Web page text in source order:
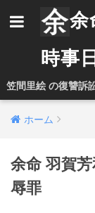
余
時事
笠間里絵 の復讐訴
ホーム
余命 羽賀
辱罪